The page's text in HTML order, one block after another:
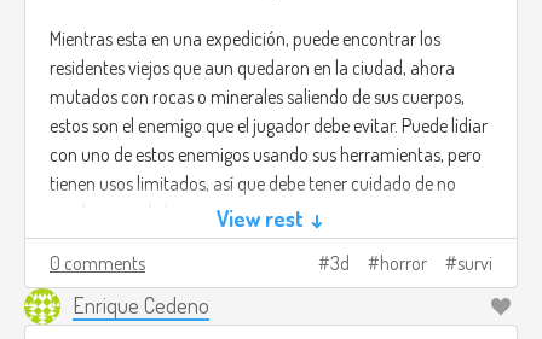
Mientras esta en una expedición, puede encontrar los
residentes viejos que aun quedaron en la ciudad, ahora
mutados con rocas o minerales saliendo de sus cuerpos,
estos son el enemigo que el jugador debe evitar. Puede lidiar
con uno de estos enemigos usando sus herramientas, pero
tienen usos limitados, así que debe tener cuidado de no
usarlos mas de lo necesario.
El estilo de arte debe ser realista y grafica, con un enfoque
en las mutaciones de los residentes de la ciudad vieja. La
música debe ser ambiental y tensa, con algunas ocasiones
View rest ↓
0 comments 3d horror survi
Enrique Cedeno